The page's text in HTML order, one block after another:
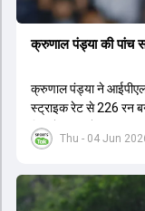
Thu - 04 Jun
क्रुणाल पंड्या की पांच
क्रुणाल पंड्या ने
स्ट्राइक रेट से 226 रन
जिससे RCB ने अपना